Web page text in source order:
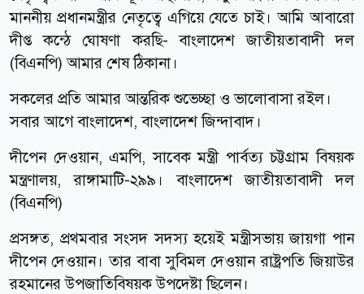
মাননীয় প্রধানমন্ত্রীর নেতৃত্বে এগিয়ে যেতে চাই। আমি আবারো
দীপ্ত কন্ঠে ঘোষণা করছি- বাংলাদেশ জাতীয়তাবাদী দল
(বিএনপি) আমার শেষ ঠিকানা।
সকলের প্রতি আমার আন্তরিক শুভেচ্ছা ও ভালোবাসা রইল।
সবার আগে বাংলাদেশ, বাংলাদেশ জিন্দাবাদ।
দীপেন দেওয়ান, এমপি, সাবেক মন্ত্রী পার্বত্য চট্টগ্রাম বিষয়ক
মন্ত্রণালয়, রাঙ্গামাটি-২৯৯। বাংলাদেশ জাতীয়তাবাদী দল
(বিএনপি)
প্রসঙ্গত, প্রথমবার সংসদ সদস্য হয়েই মন্ত্রীসভায় জায়গা পান
দীপেন দেওয়ান। তার বাবা সুবিমল দেওয়ান রাষ্ট্রপতি জিয়াউর
রহমানের উপজাতিবিষয়ক উপদেষ্টা ছিলেন।